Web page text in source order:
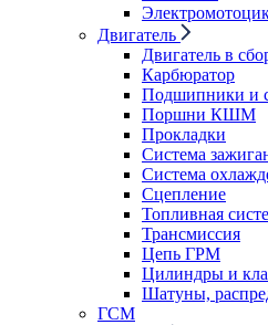
Двигатель
Двигатель в
Карбюратор
Подшипники и
Поршни КШМ
Прокладки
Система
Система
Сцепление
Топливная
Трансмиссия
Цепь ГРМ
Цилиндры и
Шатуны,
ГСМ